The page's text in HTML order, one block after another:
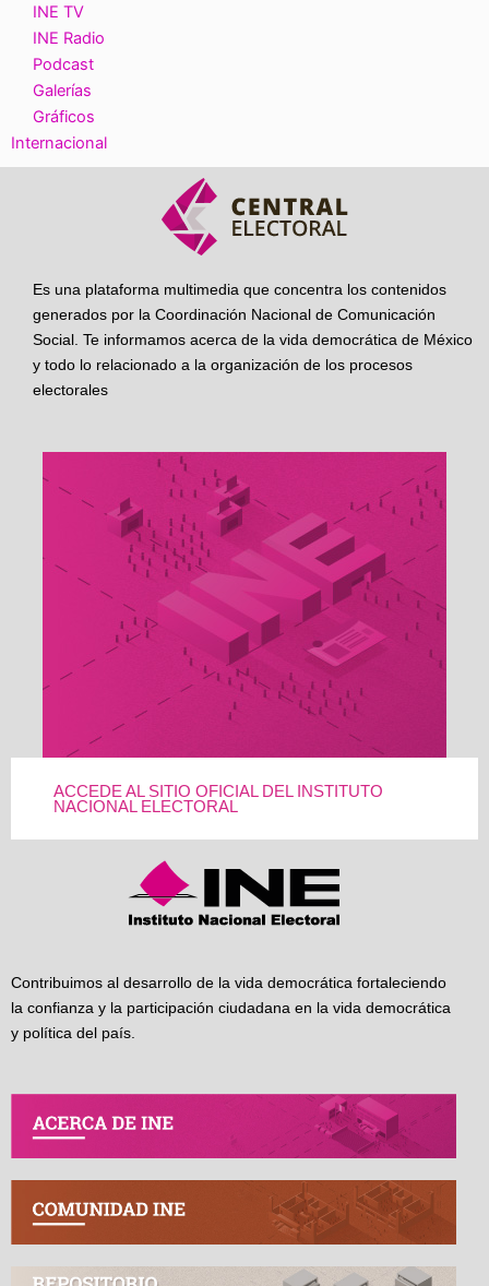
INE TV
INE Radio
Podcast
Galerías
Gráficos
Internacional
Es una plataforma multimedia que concentra los contenidos
generados por la Coordinación Nacional de Comunicación
Social. Te informamos acerca de la vida democrática de México
y todo lo relacionado a la organización de los procesos
electorales
ACCEDE AL SITIO OFICIAL DEL INSTITUTO
NACIONAL ELECTORAL
Contribuimos al desarrollo de la vida democrática fortaleciendo
la confianza y la participación ciudadana en la vida democrática
y política del país.